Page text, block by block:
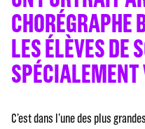
CHORÉGRAPHE
LES ÉLÈVES DE
SPÉCIALEMENT
C’est dans l’une des plus